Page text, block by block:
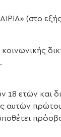
(στο
ετών και
αυτών